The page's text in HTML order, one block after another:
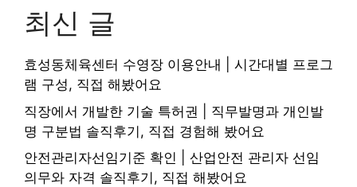
최신 글
효성동체육센터 수영장 이용안내 | 시간대별 프로그
램 구성, 직접 해봤어요
직장에서 개발한 기술 특허권 | 직무발명과 개인발
명 구분법 솔직후기, 직접 경험해 봤어요
안전관리자선임기준 확인 | 산업안전 관리자 선임
의무와 자격 솔직후기, 직접 해봤어요